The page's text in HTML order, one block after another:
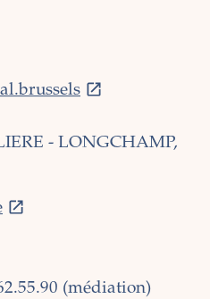
- LONGCHAMP,
(médiation)